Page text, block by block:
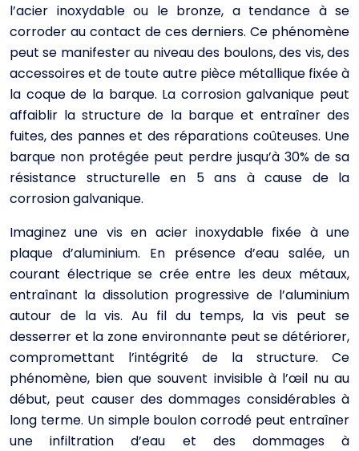
l’acier inoxydable ou le bronze, a tendance à se
corroder au contact de ces derniers. Ce phénomène
peut se manifester au niveau des boulons, des vis, des
accessoires et de toute autre pièce métallique fixée à
la coque de la barque. La corrosion galvanique peut
affaiblir la structure de la barque et entraîner des
fuites, des pannes et des réparations coûteuses. Une
barque non protégée peut perdre jusqu’à 30% de sa
résistance structurelle en 5 ans à cause de la
corrosion galvanique.
Imaginez une vis en acier inoxydable fixée à une
plaque d’aluminium. En présence d’eau salée, un
courant électrique se crée entre les deux métaux,
entraînant la dissolution progressive de l’aluminium
autour de la vis. Au fil du temps, la vis peut se
desserrer et la zone environnante peut se détériorer,
compromettant l’intégrité de la structure. Ce
phénomène, bien que souvent invisible à l’œil nu au
début, peut causer des dommages considérables à
long terme. Un simple boulon corrodé peut entraîner
une infiltration d’eau et des dommages à